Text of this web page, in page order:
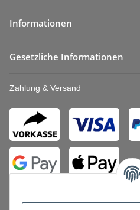
Informationen
Gesetzliche Informationen
Zahlung & Versand